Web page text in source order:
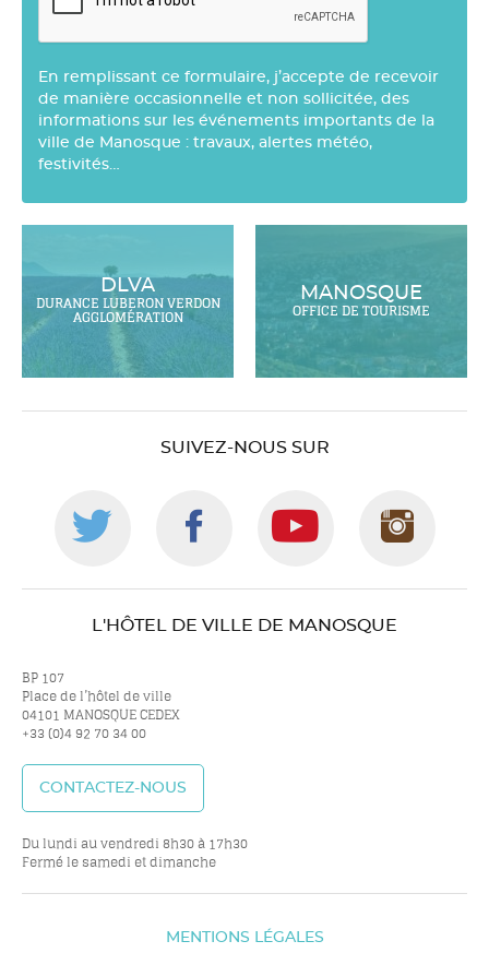
En remplissant ce formulaire, j’accepte de recevoir
de manière occasionnelle et non sollicitée, des
informations sur les événements importants de la
ville de Manosque : travaux, alertes météo,
festivités…
DLVA
DURANCE LUBERON VERDON
AGGLOMÉRATION
MANOSQUE
OFFICE DE TOURISME
SUIVEZ-NOUS SUR
Suivez-
nous
sur
twitter
Suivez-
nous
facebook
Suivez-
nous
L'HÔTEL DE VILLE DE MANOSQUE
BP 107
Place de l’hôtel de ville
04101 MANOSQUE CEDEX
+33 (0)4 92 70 34 00
CONTACTEZ-NOUS
Du lundi au vendredi 8h30 à 17h30
Fermé le samedi et dimanche
MENTIONS LÉGALES